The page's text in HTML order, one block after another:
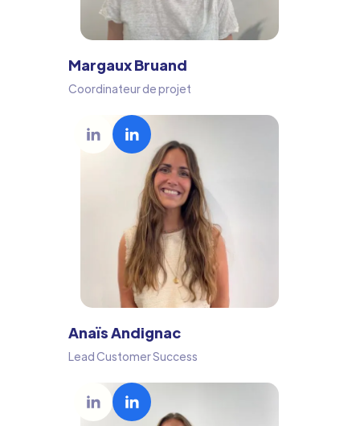
Margaux Bruand
Coordinateur de projet
Anaïs Andignac
Lead Customer Success